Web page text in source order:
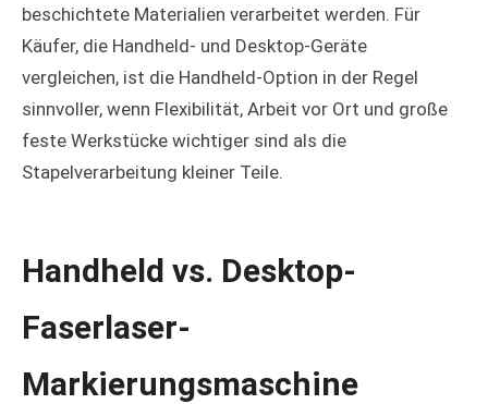
beschichtete Materialien verarbeitet werden. Für
Käufer, die Handheld- und Desktop-Geräte
vergleichen, ist die Handheld-Option in der Regel
sinnvoller, wenn Flexibilität, Arbeit vor Ort und große
feste Werkstücke wichtiger sind als die
Stapelverarbeitung kleiner Teile.
Handheld vs. Desktop-
Faserlaser-
Markierungsmaschine